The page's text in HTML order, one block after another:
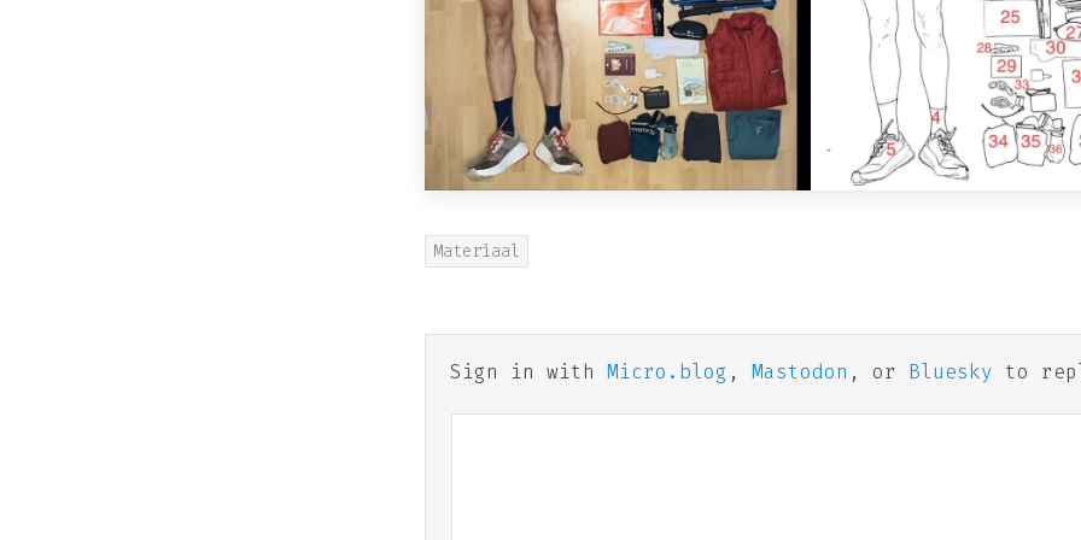
Materiaal
Sign in with Micro.blog , Mastodon , or Bluesky to